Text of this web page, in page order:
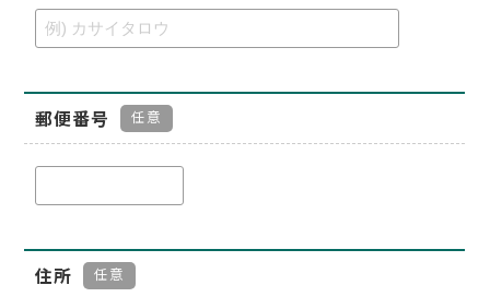
郵便番号 任意
住所 任意